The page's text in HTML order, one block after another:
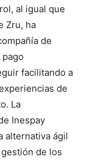
al igual que
Zru, ha
de
facilitando a
de
La
Inespay
alternativa ágil
de los